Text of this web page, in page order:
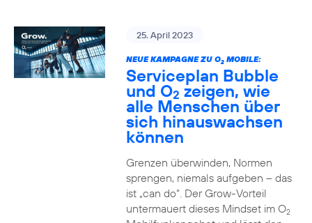
25. April 2023
NEUE KAMPAGNE ZU O2MOBILE:
Serviceplan Bubble
und O2 zeigen, wie
alle Menschen über
sich hinauswachsen
können
Grenzen überwinden, Normen
sprengen, niemals aufgeben – das
ist „can do“. Der Grow-Vorteil
untermauert dieses Mindset im O2